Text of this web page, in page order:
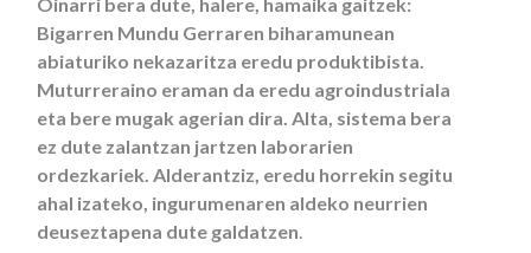
Bigarren Mundu Gerraren biharamunean
abiaturiko nekazaritza eredu produktibista.
Muturreraino eraman da eredu agroindustriala
eta bere mugak agerian dira. Alta, sistema bera
ez dute zalantzan jartzen laborarien
ordezkariek. Alderantziz, eredu horrekin segitu
ahal izateko, ingurumenaren aldeko neurrien
deuseztapena dute galdatzen.